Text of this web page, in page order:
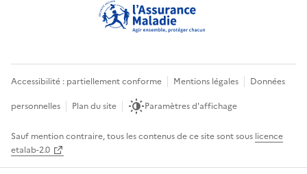
Accessibilité : partiellement conforme Mentions légales
Données
personnelles
Plan du site Paramètres d'affichage
Sauf mention contraire, tous les contenus de ce site sont sous licence
etalab-2.0